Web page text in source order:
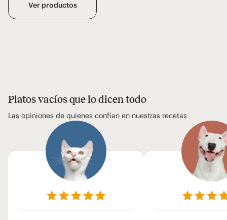
Ver productos
Platos vacíos que lo dicen todo
Las opiniones de quienes confían en nuestras recetas